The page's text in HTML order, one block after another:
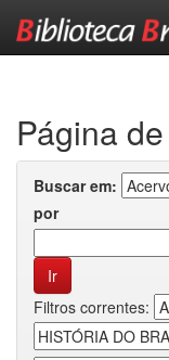
Página
Buscar em:
por
Filtros correntes: